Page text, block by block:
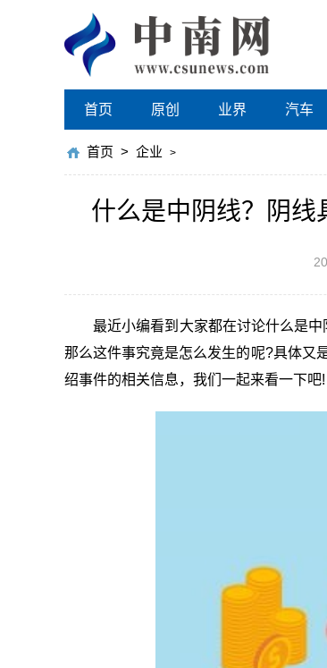
首页 原创 业界 汽车
首页 > 企业 >
什么是中阴线？阴线
最近小编看到大家都在讨论什么是
那么这件事究竟是怎么发生的呢?具体又
绍事件的相关信息，我们一起来看一下吧!